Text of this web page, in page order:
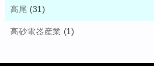
高尾 (31)
高砂電器産業 (1)